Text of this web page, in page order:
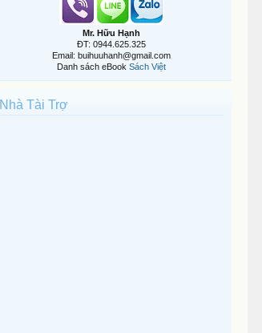
Mr. Hữu Hạnh
ĐT: 0944.625.325
Email: buihuuhanh@gmail.com
Danh sách eBook Sách Việt
Nhà Tài Trợ